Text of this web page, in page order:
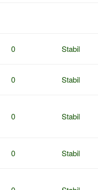
0 Stabil
0 Stabil
0 Stabil
0 Stabil